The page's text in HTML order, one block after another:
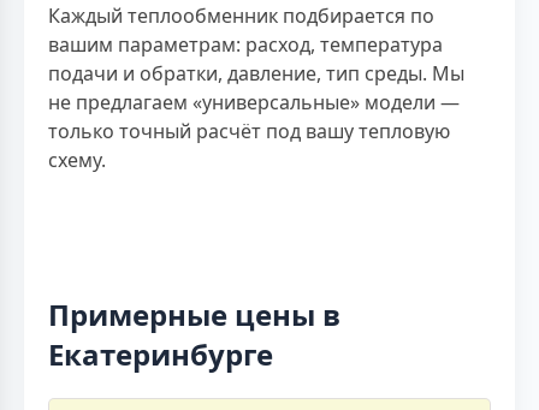
Каждый теплообменник подбирается по
вашим параметрам: расход, температура
подачи и обратки, давление, тип среды. Мы
не предлагаем «универсальные» модели —
только точный расчёт под вашу тепловую
схему.
Примерные цены в
Екатеринбурге